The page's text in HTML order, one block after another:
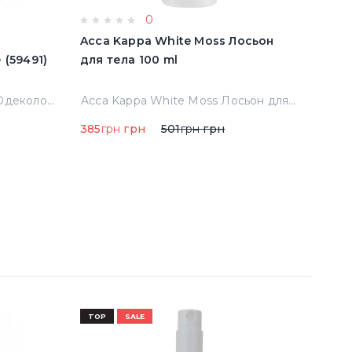
(59491)
Abercrombie & Fitch Fierce Одеколон 50 ml примятые (59491)
0
Acca Kappa White Moss Лосьон
для тела 100 ml
Acca Kappa White Moss Лосьон для тела 100 ml
385грн грн 501грнгрн
TOP SALE